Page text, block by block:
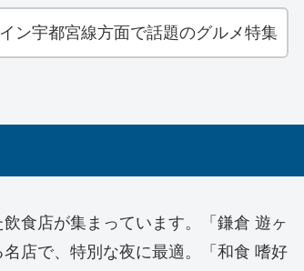
ン宇都宮線方面で話題のグルメ特集
食店が集まっています。「鎌倉 遊ヶ
店で、特別な夜に最適。「和食 嗜好